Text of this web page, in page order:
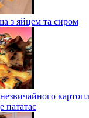
з яйцем та сиром
пататас